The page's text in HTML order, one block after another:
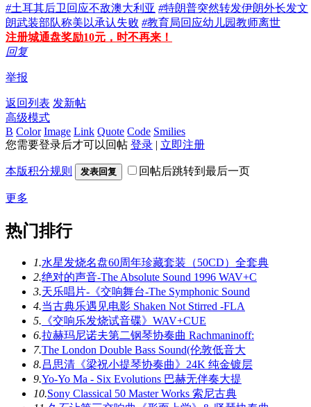
#土耳其后卫回应不敌澳大利亚 #特朗普突然转发伊朗外长发文
朗武装部队称美以承认失败 #教育局回应幼儿园教师离世
注册城通盘奖励10元，时不再来！
回复
举报
返回列表 发新帖
高级模式
B Color Image Link Quote Code Smilies
您需要登录后才可以回帖 登录 | 立即注册
本版积分规则 发表回复 回帖后跳转到最后一页
更多
热门排行
1.水星发烧名盘60周年珍藏套装（50CD）全套典
2.绝对的声音-The Absolute Sound 1996 WAV+C
3.天乐唱片-《交响舞台-The Symphonic Sound
4.当古典乐遇见电影 Shaken Not Stirred -FLA
5. 《交响乐发烧试音碟》WAV+CUE
6.拉赫玛尼诺夫第二钢琴协奏曲 Rachmaninoff:
7.The London Double Bass Sound(伦敦低音大
8.吕思清《梁祝小提琴协奏曲》24K 纯金镀层
9.Yo-Yo Ma - Six Evolutions 巴赫无伴奏大提
10.Sony Classical 50 Master Works 索尼古典